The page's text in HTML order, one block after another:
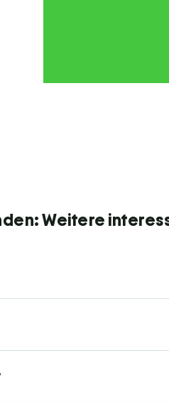
Weitere